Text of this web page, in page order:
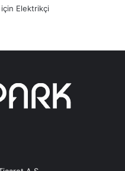
için Elektrikçi